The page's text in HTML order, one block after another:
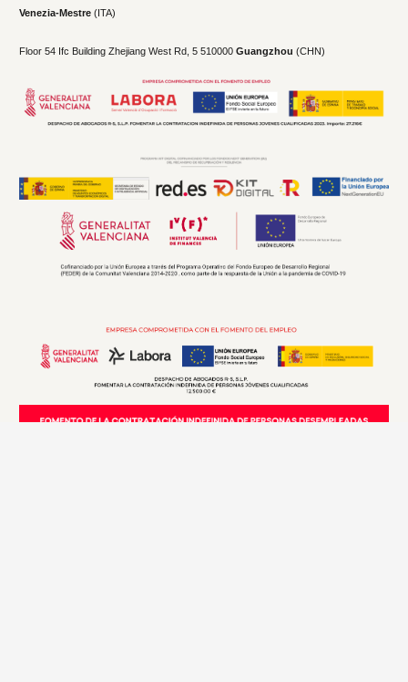
Venezia-Mestre (ITA)
Floor 54 Ifc Building Zhejiang West Rd, 5 510000 Guangzhou (CHN)